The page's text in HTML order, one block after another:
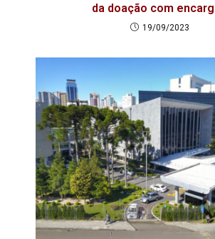
da doação com
19/09/2023